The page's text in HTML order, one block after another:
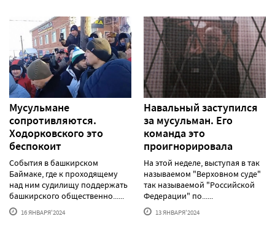
Мусульмане
сопротивляются.
Ходорковского это
беспокоит
События в башкирском
Баймаке, где к проходящему
над ним судилищу поддержать
башкирского общественно......
16 ЯНВАРЯ'2024
Навальный заступился
за мусульман. Его
команда это
проигнорировала
На этой неделе, выступая в так
называемом "Верховном суде"
так называемой "Российской
Федерации" по......
13 ЯНВАРЯ'2024